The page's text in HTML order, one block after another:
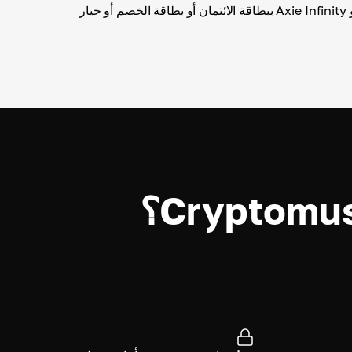
تحقق من جميع التفاصيل و Axie Infinity ببطاقة الائتمان أو بطاقة الخصم أو خيار